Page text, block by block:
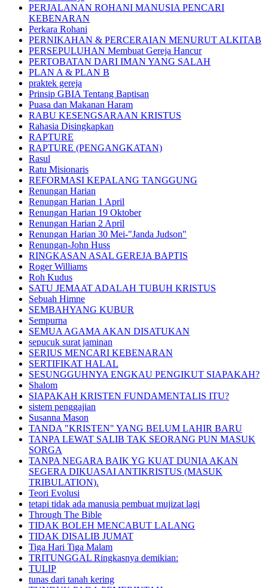
PERJALANAN ROHANI MANUSIA PENCARI
KEBENARAN
Perkara Rohani
PERNIKAHAN & PERCERAIAN MENURUT ALKITAB
PERSEPULUHAN Membuat Gereja Hancur
PERTOBATAN DARI IMAN YANG SALAH
PLAN A & PLAN B
praktek gereja
Prinsip GBIA Tentang Baptisan
Puasa dan Makanan Haram
RABU KESENGSARAAN KRISTUS
Rahasia Disingkapkan
RAPTURE
RAPTURE (PENGANGKATAN)
Rasul
Ratu Misionaris
REFORMASI KEPALANG TANGGUNG
Renungan Harian
Renungan Harian 1 April
Renungan Harian 19 Oktober
Renungan Harian 2 April
Renungan Harian 30 Mei-"Janda Judson"
Renungan-John Huss
RINGKASAN ASAL GEREJA BAPTIS
Roger Williams
Roh Kudus
SATU JEMAAT ADALAH TUBUH KRISTUS
Sebuah Himne
SEMBAHYANG KUBUR
Sempurna
SEMUA AGAMA AKAN DISATUKAN
sepucuk surat jaminan
SERIUS MENCARI KEBENARAN
SERTIFIKAT HALAL
SESUNGGUHNYA ENGKAU PENGIKUT SIAPAKAH?
Shalom
SIAPAKAH KRISTEN FUNDAMENTALIS ITU?
sistem penggajian
Susanna Mason
TANDA "KRISTEN" YANG BELUM LAHIR BARU
TANPA LEWAT SALIB TAK SEORANG PUN MASUK
SORGA
TANPA NEGARA BAIK YG KUAT DUNIA AKAN
SEGERA DIKUASAI ANTIKRISTUS (MASUK
TRIBULATION).
Teori Evolusi
tetapi tidak ada manusia pembuat mujizat lagi
Through The Bible
TIDAK BOLEH MENCABUT LALANG
TIDAK DISALIB JUMAT
Tiga Hari Tiga Malam
TRITUNGGAL Ringkasnya demikian:
TULIP
tunas dari tanah kering